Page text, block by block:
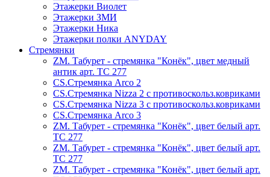
Этажерки Виолет
Этажерки ЗМИ
Этажерки Ника
Этажерки полки ANYDAY
Стремянки
ZM. Табурет - стремянка "Конёк", цвет медный
антик арт. ТС 277
CS.Стремянка Arco 2
CS.Стремянка Nizza 2 с противоскольз.ковриками
CS.Стремянка Nizza 3 с противоскольз.ковриками
CS.Стремянка Arco 3
ZM. Табурет - стремянка "Конёк", цвет белый арт.
ТС 277
ZM. Табурет - стремянка "Конёк", цвет белый арт.
ТС 277
ZM. Табурет - стремянка "Конёк", цвет белый арт.